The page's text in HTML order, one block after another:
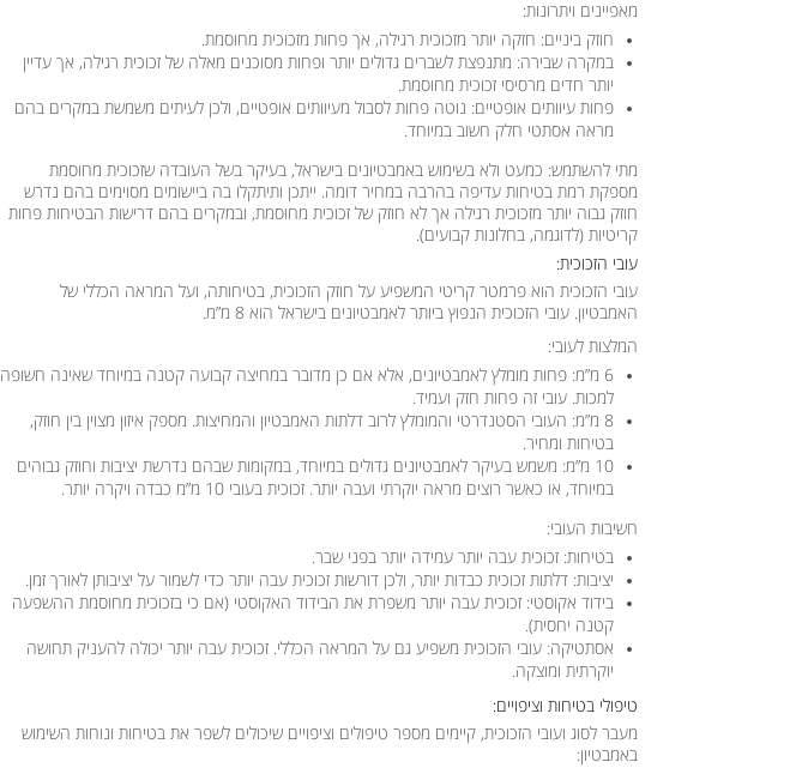
מאפיינים ויתרונות:
חוזק ביניים: חזקה יותר מזכוכית רגילה, אך פחות מזכוכית מחוסמת.
במקרה שבירה: מתנפצת לשברים גדולים יותר ופחות מסוכנים מאלה של זכוכית רגילה, אך עדיין
יותר חדים מרסיסי זכוכית מחוסמת.
פחות עיוותים אופטיים: נוטה פחות לסבול מעיוותים אופטיים, ולכן לעיתים משמשת במקרים בהם
מראה אסתטי חלק חשוב במיוחד.
מתי להשתמש: כמעט ולא בשימוש באמבטיונים בישראל, בעיקר בשל העובדה שזכוכית מחוסמת
מספקת רמת בטיחות עדיפה בהרבה במחיר דומה. ייתכן ותיתקלו בה ביישומים מסוימים בהם נדרש
חוזק גבוה יותר מזכוכית רגילה אך לא חוזק של זכוכית מחוסמת, ובמקרים בהם דרישות הבטיחות פחות
קריטיות (לדוגמה, בחלונות קבועים).
עובי הזכוכית:
עובי הזכוכית הוא פרמטר קריטי המשפיע על חוזק הזכוכית, בטיחותה, ועל המראה הכללי של
האמבטיון. עובי הזכוכית הנפוץ ביותר לאמבטיונים בישראל הוא 8 מ”מ
.
המלצות לעובי:
6 מ”מ:
פחות מומלץ לאמבטיונים, אלא אם כן מדובר במחיצה קבועה קטנה במיוחד שאינה חשופה
למכות. עובי זה פחות חזק ועמיד.
8 מ”מ:
העובי הסטנדרטי והמומלץ לרוב דלתות האמבטיון והמחיצות. מספק איזון מצוין בין חוזק,
בטיחות ומחיר.
10 מ”מ:
משמש בעיקר לאמבטיונים גדולים במיוחד, במקומות שבהם נדרשת יציבות וחוזק גבוהים
במיוחד, או כאשר רוצים מראה יוקרתי ועבה יותר. זכוכית בעובי 10 מ”מ כבדה ויקרה יותר.
חשיבות העובי:
בטיחות: זכוכית עבה יותר עמידה יותר בפני שבר.
יציבות: דלתות זכוכית כבדות יותר, ולכן דורשות זכוכית עבה יותר כדי לשמור על יציבותן לאורך זמן.
בידוד אקוסטי: זכוכית עבה יותר משפרת את הבידוד האקוסטי (אם כי בזכוכית מחוסמת ההשפעה
קטנה יחסית).
אסתטיקה: עובי הזכוכית משפיע גם על המראה הכללי. זכוכית עבה יותר יכולה להעניק תחושה
יוקרתית ומוצקה.
טיפולי בטיחות וציפויים:
מעבר לסוג ועובי הזכוכית, קיימים מספר טיפולים וציפויים שיכולים לשפר את בטיחות ונוחות השימוש
באמבטיון: